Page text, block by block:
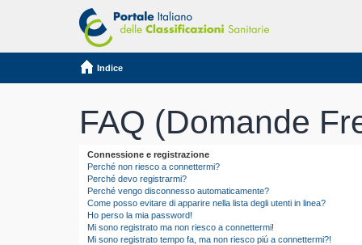
Indice
FAQ (Domande
Connessione e registrazione
Perché non riesco a connettermi?
Perché devo registrarmi?
Perché vengo disconnesso automaticamente?
Come posso evitare di apparire nella lista degli utenti in linea?
Ho perso la mia password!
Mi sono registrato ma non riesco a connettermi!
Mi sono registrato tempo fa, ma non riesco piú a connettermi?!